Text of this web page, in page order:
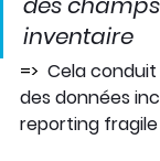
inventaire
=> Cela
des données
reporting fragile